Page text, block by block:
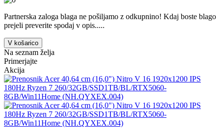
Partnerska zaloga blaga ne pošiljamo z odkupnino! ​Kdaj boste blago
prejeli preverite spodaj v opis.....
V košarico
Na seznam želja
Primerjajte
Akcija